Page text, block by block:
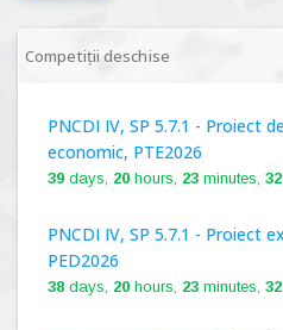
Competiții deschise
PNCDI IV, SP 5.7.1 - Proiect
economic, PTE2026
39 days, 20 hours, 23 minutes, 32
PNCDI IV, SP 5.7.1 - Proiect
PED2026
38 days, 20 hours, 23 minutes, 32